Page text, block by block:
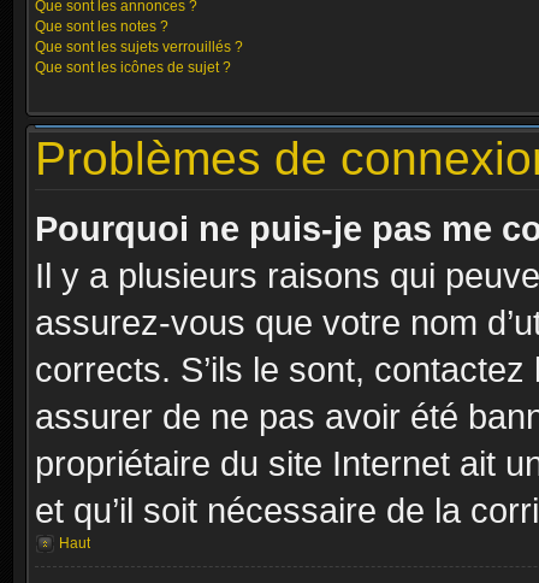
Que sont les annonces ?
Que sont les notes ?
Que sont les sujets verrouillés ?
Que sont les icônes de sujet ?
Problèmes de
Pourquoi ne puis-je pas me
Il y a plusieurs raisons qui
assurez-vous que votre nom
corrects. S’ils le sont,
assurer de ne pas avoir été
propriétaire du site Internet ait
et qu’il soit nécessaire de la
Haut